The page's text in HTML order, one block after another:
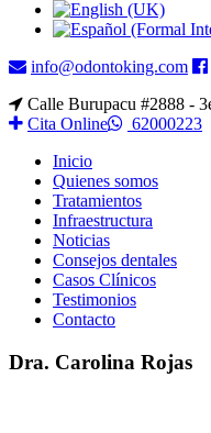
info@odontoking.com
Calle Burupacu #2888 -
Cita Online
62000223
Inicio
Quienes somos
Tratamientos
Infraestructura
Noticias
Consejos dentales
Casos Clínicos
Testimonios
Contacto
Dra. Carolina Rojas